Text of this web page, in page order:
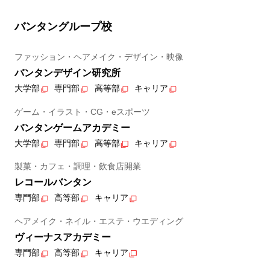
バンタングループ校
ファッション・ヘアメイク・デザイン・映像
バンタンデザイン研究所
大学部 専門部 高等部 キャリア
ゲーム・イラスト・CG・eスポーツ
バンタンゲームアカデミー
大学部 専門部 高等部 キャリア
製菓・カフェ・調理・飲食店開業
レコールバンタン
専門部 高等部 キャリア
ヘアメイク・ネイル・エステ・ウエディング
ヴィーナスアカデミー
専門部 高等部 キャリア